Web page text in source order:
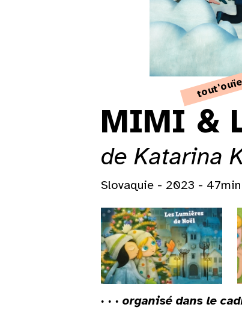
Mar Mer Jeu Ven
MIMI &
de Katarina
Slovaquie - 2023 -
· · · organisé dans le